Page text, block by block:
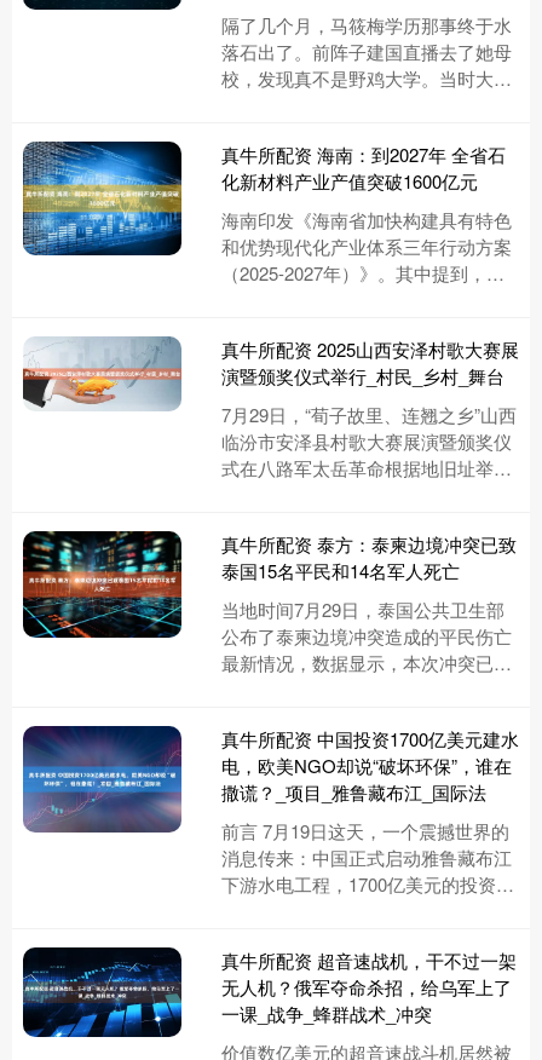
隔了几个月，马筱梅学历那事终于水
落石出了。前阵子建国直播去了她母
校，发现真不是野鸡大学。当时大家
校....
真牛所配资 海南：到2027年 全省石
化新材料产业产值突破1600亿元
海南印发《海南省加快构建具有特色
和优势现代化产业体系三年行动方案
（2025-2027年）》。其中提到，提
真牛所配资 2025山西安泽村歌大赛展
演暨颁奖仪式举行_村民_乡村_舞台
7月29日，“荀子故里、连翘之乡”山西
临汾市安泽县村歌大赛展演暨颁奖仪
式在八路军太岳革命根据地旧址举
真牛所配资 泰方：泰柬边境冲突已致
泰国15名平民和14名军人死亡
当地时间7月29日，泰国公共卫生部
公布了泰柬边境冲突造成的平民伤亡
最新情况，数据显示，本次冲突已导
真牛所配资 中国投资1700亿美元建水
电，欧美NGO却说“破坏环保”，谁在
撒谎？_项目_雅鲁藏布江_国际法
前言 7月19日这天，一个震撼世界的
消息传来：中国正式启动雅鲁藏布江
下游水电工程，1700亿美元的投资规
真牛所配资 超音速战机，干不过一架
无人机？俄军夺命杀招，给乌军上了
一课_战争_蜂群战术_冲突
价值数亿美元的超音速战斗机居然被